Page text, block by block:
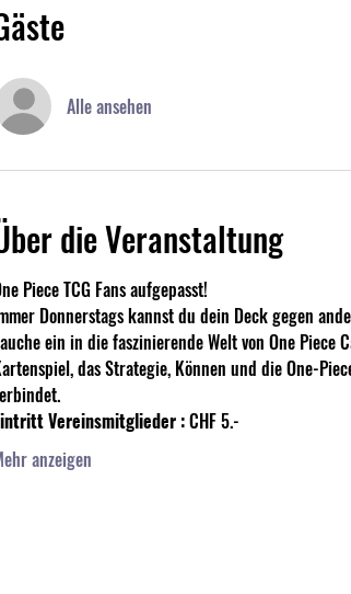
Alle ansehen
die Veranstaltung
Piece TCG Fans aufgepasst!
Donnerstags kannst du dein Deck gegen
ein in die faszinierende Welt von One Piece
das Strategie, Können und die One-
Vereinsmitglieder : CHF 5.-
anzeigen